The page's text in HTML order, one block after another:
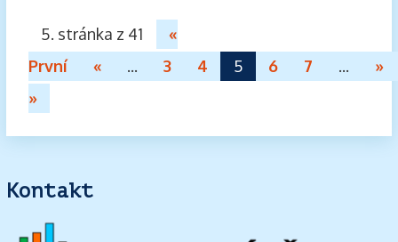
5. stránka z 41
«
První
« ... 3 4 5 6 7 ...
»
»
Kontakt